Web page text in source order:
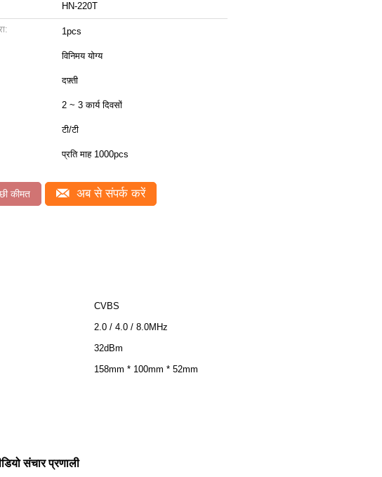
HN-220T
1pcs
विनिमय योग्य
दफ़्ती
2 ~ 3 कार्य दिवसों
टी/टी
प्रति माह 1000pcs
कीमत अब से संपर्क करें
CVBS
2.0 / 4.0 / 8.0MHz
32dBm
158mm * 100mm * 52mm
संचार प्रणाली